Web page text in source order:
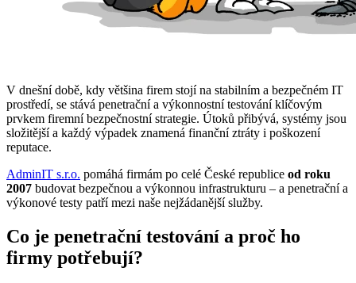
V dnešní době, kdy většina firem stojí na stabilním a bezpečném IT
prostředí, se stává penetrační a výkonnostní testování klíčovým
prvkem firemní bezpečnostní strategie. Útoků přibývá, systémy jsou
složitější a každý výpadek znamená finanční ztráty i poškození
reputace.
AdminIT s.r.o. pomáhá firmám po celé České republice od roku
2007 budovat bezpečnou a výkonnou infrastrukturu – a penetrační a
výkonové testy patří mezi naše nejžádanější služby.
Co je penetrační testování a proč ho
firmy potřebují?